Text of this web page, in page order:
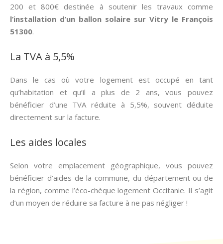
200 et 800€ destinée à soutenir les travaux comme
l’installation d’un ballon solaire sur Vitry le François
51300.
La TVA à 5,5%
Dans le cas où votre logement est occupé en tant
qu’habitation et qu’il a plus de 2 ans, vous pouvez
bénéficier d’une TVA réduite à 5,5%, souvent déduite
directement sur la facture.
Les aides locales
Selon votre emplacement géographique, vous pouvez
bénéficier d’aides de la commune, du département ou de
la région, comme l’éco-chèque logement Occitanie. Il s’agit
d’un moyen de réduire sa facture à ne pas négliger !